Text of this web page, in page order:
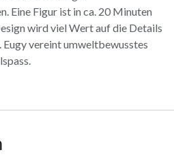
Eine Figur ist in ca. 20 Minuten
wird viel Wert auf die Details
vereint umweltbewusstes